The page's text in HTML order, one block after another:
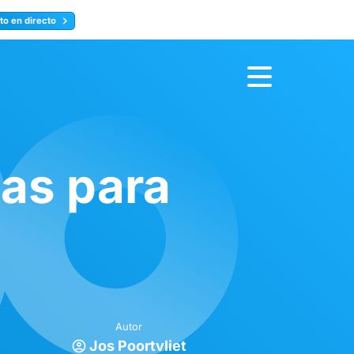
en directo
para
Autor
Jos Poortvliet